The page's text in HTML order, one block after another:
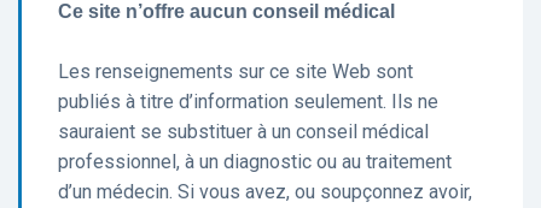
Ce site n’offre aucun conseil médical
Les renseignements sur ce site Web sont
publiés à titre d’information seulement. Ils ne
sauraient se substituer à un conseil médical
professionnel, à un diagnostic ou au traitement
d’un médecin. Si vous avez, ou soupçonnez avoir,